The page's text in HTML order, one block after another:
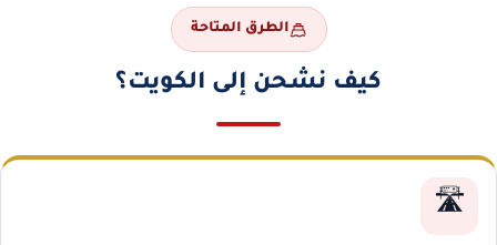
الطرق المتاحة
كيف نشحن إلى الكويت؟
🛣️